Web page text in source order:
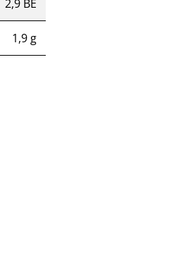
2,9 BE
1,9 g